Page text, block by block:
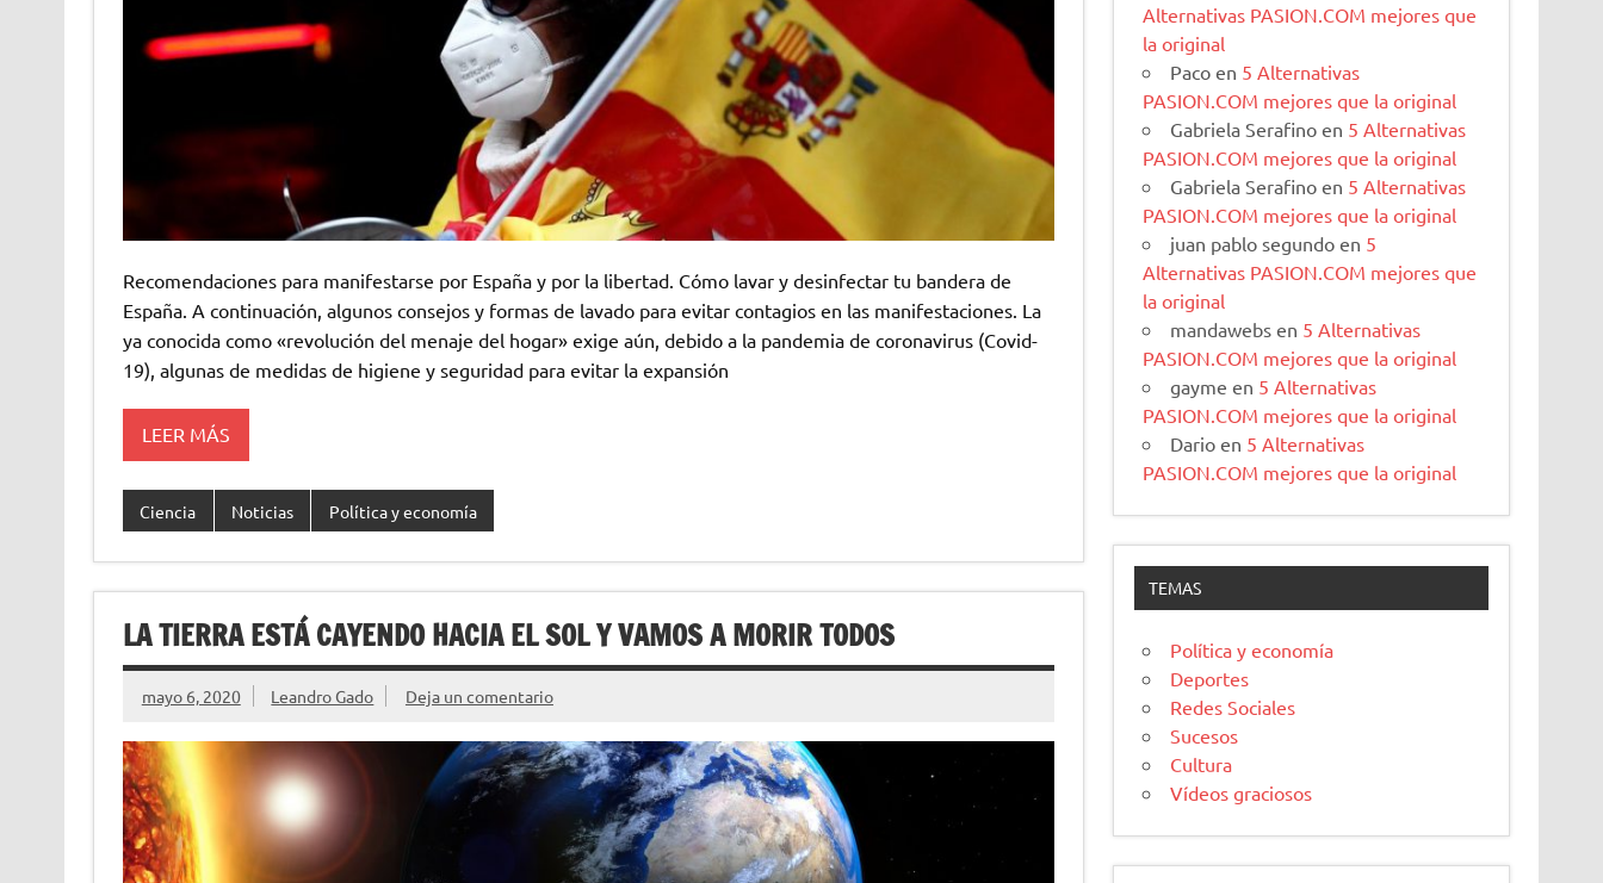
Recomendaciones para manifestarse por España y por la libertad. Cómo lavar y desinfectar tu bandera de
España. A continuación, algunos consejos y formas de lavado para evitar contagios en las manifestaciones. La
ya conocida como «revolución del menaje del hogar» exige aún, debido a la pandemia de coronavirus (Covid-
19), algunas de medidas de higiene y seguridad para evitar la expansión
LEER MÁS
Ciencia Noticias Política y economía
LA TIERRA ESTÁ CAYENDO HACIA EL SOL Y VAMOS A MORIR TODOS
mayo 6, 2020 Leandro Gado Deja un comentario
Alternativas PASION.COM mejores que
la original
Paco en 5 Alternativas
PASION.COM mejores que la original
Gabriela Serafino en 5 Alternativas
PASION.COM mejores que la original
Gabriela Serafino en 5 Alternativas
PASION.COM mejores que la original
juan pablo segundo en 5
Alternativas PASION.COM mejores que
la original
mandawebs en 5 Alternativas
PASION.COM mejores que la original
gayme en 5 Alternativas
PASION.COM mejores que la original
Dario en 5 Alternativas
PASION.COM mejores que la original
TEMAS
Política y economía
Deportes
Redes Sociales
Sucesos
Cultura
Vídeos graciosos